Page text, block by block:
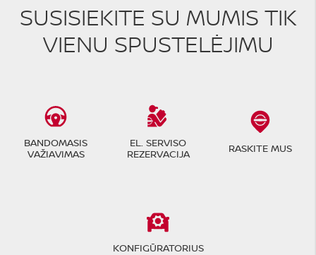
SUSISIEKITE SU MUMIS TIK
VIENU SPUSTELĖJIMU
BANDOMASIS
VAŽIAVIMAS
EL. SERVISO
REZERVACIJA
RASKITE MUS
KONFIGŪRATORIUS